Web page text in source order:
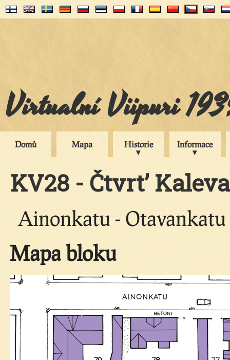
Virtualní Viipuri
Domů Mapa Historie Informace
KV28 - Čtvrt’
Ainonkatu -
Mapa bloku